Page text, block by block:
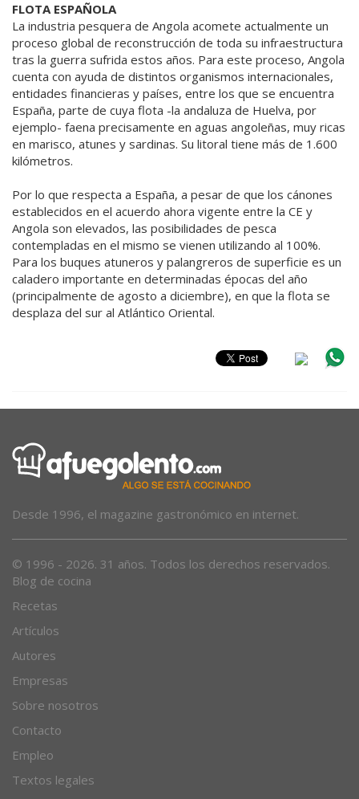
FLOTA ESPAÑOLA
La industria pesquera de Angola acomete actualmente un
proceso global de reconstrucción de toda su infraestructura
tras la guerra sufrida estos años. Para este proceso, Angola
cuenta con ayuda de distintos organismos internacionales,
entidades financieras y países, entre los que se encuentra
España, parte de cuya flota -la andaluza de Huelva, por
ejemplo- faena precisamente en aguas angoleñas, muy ricas
en marisco, atunes y sardinas. Su litoral tiene más de 1.600
kilómetros.
Por lo que respecta a España, a pesar de que los cánones
establecidos en el acuerdo ahora vigente entre la CE y
Angola son elevados, las posibilidades de pesca
contempladas en el mismo se vienen utilizando al 100%.
Para los buques atuneros y palangreros de superficie es un
caladero importante en determinadas épocas del año
(principalmente de agosto a diciembre), en que la flota se
desplaza del sur al Atlántico Oriental.
Desde 1996, el magazine gastronómico en internet.
© 1996 - 2026. 31 años. Todos los derechos reservados.
Blog de cocina
Recetas
Artículos
Autores
Empresas
Sobre nosotros
Contacto
Empleo
Textos legales